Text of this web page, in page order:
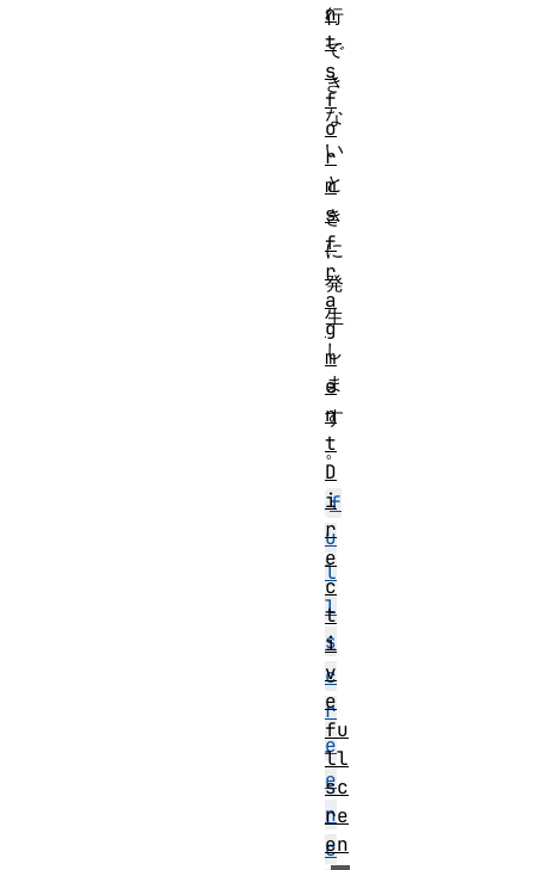
行
で
き
な
い
と
き
に
発
生
し
ま
す
。
f
u
l
l
s
c
r
e
e
n
c
n
t
s
f
o
r
m
s
f
r
a
g
m
e
n
t
D
i
r
e
c
t
i
v
e
fu
ll
sc
re
en